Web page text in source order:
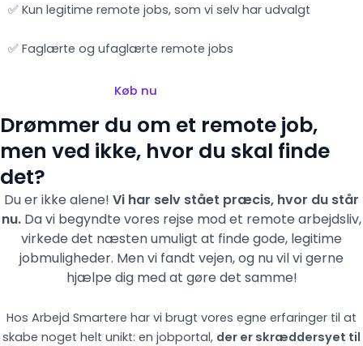
✅ Kun legitime remote jobs, som vi selv har udvalgt
✅ Faglærte og ufaglærte remote jobs
Køb nu
Drømmer du om et remote job,
men ved ikke, hvor du skal finde
det?
Du er ikke alene! Vi har selv stået præcis, hvor du står
nu. Da vi begyndte vores rejse mod et remote arbejdsliv,
virkede det næsten umuligt at finde gode, legitime
jobmuligheder. Men vi fandt vejen,og nu vil vi gerne
hjælpe dig med at gøre det samme!
Hos Arbejd Smartere har vi brugt vores egne erfaringer til at
skabe noget helt unikt: en jobportal, der er skræddersyet til